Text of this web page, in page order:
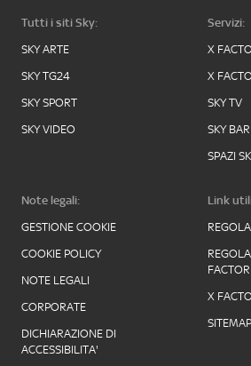
Tutti i siti Sky:
SKY ARTE
SKY TG24
SKY SPORT
SKY VIDEO
Servizi:
X
X
SKY TV
SKY BAR
SPAZI
Note legali:
GESTIONE COOKIE
COOKIE POLICY
NOTE LEGALI
CORPORATE
DICHIARAZIONE DI
ACCESSIBILITA'
Link
X
SITEMAP